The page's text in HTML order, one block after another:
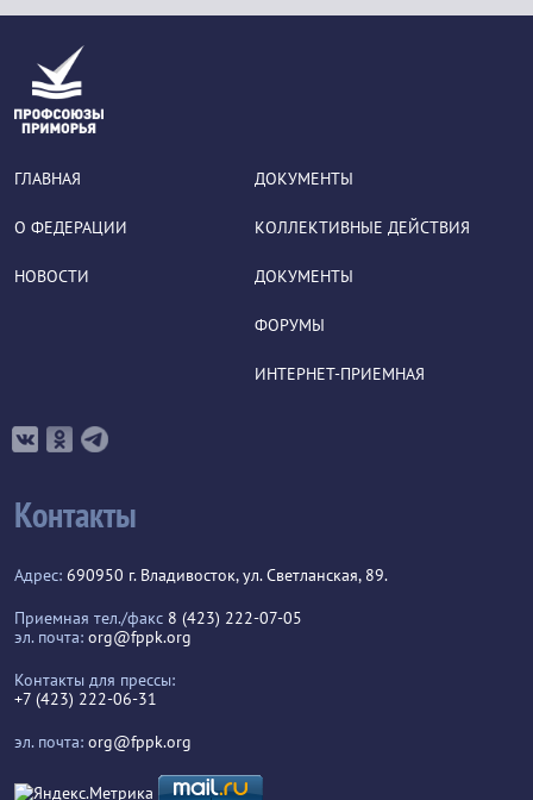
ГЛАВНАЯ
О ФЕДЕРАЦИИ
НОВОСТИ
ДОКУМЕНТЫ
КОЛЛЕКТИВНЫЕ ДЕЙСТВИЯ
ДОКУМЕНТЫ
ФОРУМЫ
ИНТЕРНЕТ-ПРИЕМНАЯ
Контакты
Адрес: 690950 г. Владивосток, ул. Светланская, 89.
Приемная тел./факс 8 (423) 222-07-05
эл. почта: org@fppk.org
Контакты для прессы:
+7 (423) 222-06-31
эл. почта: org@fppk.org